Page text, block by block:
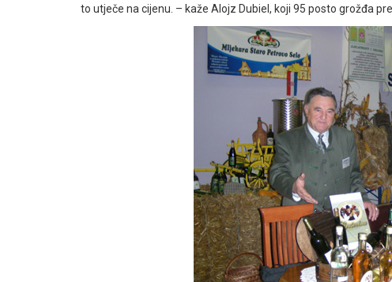
to utječe na cijenu. – kaže Alojz Dubiel, koji 95 posto grožđa